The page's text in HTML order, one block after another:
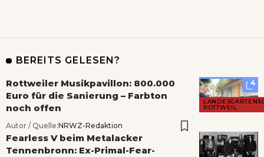
BEREITS GELESEN?
4
ROTTWEIL
Rottweiler Musikpavillon: 800.000
Euro für die Sanierung – Farbton
noch offen
Autor / Quelle:NRWZ-Redaktion
Fearless V beim Metalacker
Tennenbronn: Ex-Primal-Fear-